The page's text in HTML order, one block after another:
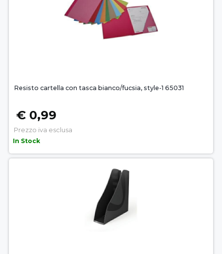
Resisto cartella con tasca bianco/fucsia, style-1 65031
€ 0,99
Prezzo iva esclusa
In Stock